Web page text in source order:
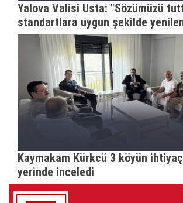
Yalova Valisi Usta: "Sözümüzü
standartlara uygun şekilde
Kaymakam Kürkcü 3 köyün
yerinde inceledi